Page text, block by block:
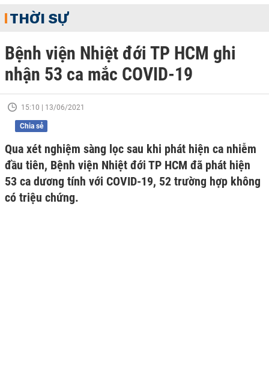
THỜI SỰ
Bệnh viện Nhiệt đới TP HCM ghi
nhận 53 ca mắc COVID-19
15:10 | 13/06/2021
Chia sẻ
Qua xét nghiệm sàng lọc sau khi phát hiện ca nhiễm
đầu tiên, Bệnh viện Nhiệt đới TP HCM đã phát hiện
53 ca dương tính với COVID-19, 52 trường hợp không
có triệu chứng.